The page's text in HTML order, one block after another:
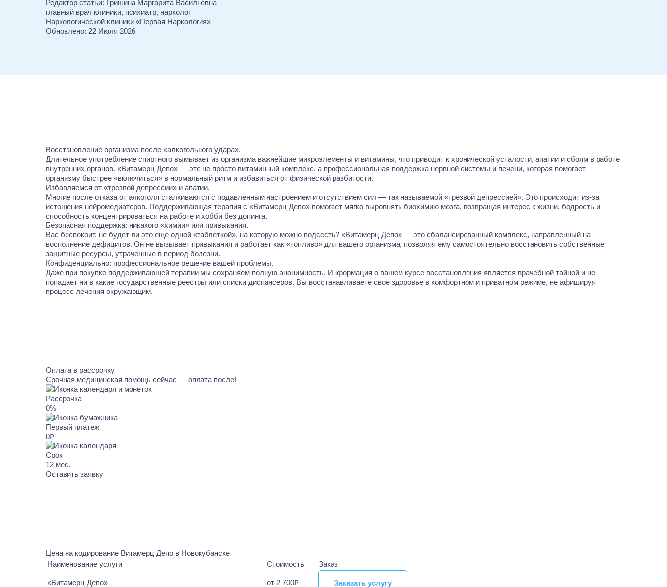
Редактор статьи: Гришина Маргарита Васильевна
главный врач клиники, психиатр, нарколог
Наркологической клиники «Первая Наркология»
Обновлено: 22 Июля 2026
Восстановление организма после «алкогольного удара».
Длительное употребление спиртного вымывает из организма важнейшие микроэлементы и витамины, что приводит к хронической усталости, апатии и сбоям в работе
внутренних органов. «Витамерц Депо» — это не просто витаминный комплекс, а профессиональная поддержка нервной системы и печени, которая помогает
организму быстрее «включиться» в нормальный ритм и избавиться от физической разбитости.
Избавляемся от «трезвой депрессии» и апатии.
Многие после отказа от алкоголя сталкиваются с подавленным настроением и отсутствием сил — так называемой «трезвой депрессией». Это происходит из-за
истощения нейромедиаторов. Поддерживающая терапия с «Витамерц Депо» помогает мягко выровнять биохимию мозга, возвращая интерес к жизни, бодрость и
способность концентрироваться на работе и хобби без допинга.
Безопасная поддержка: никакого «химии» или привыкания.
Вас беспокоит, не будет ли это еще одной «таблеткой», на которую можно подсесть? «Витамерц Депо» — это сбалансированный комплекс, направленный на
восполнение дефицитов. Он не вызывает привыкания и работает как «топливо» для вашего организма, позволяя ему самостоятельно восстановить собственные
защитные ресурсы, утраченные в период болезни.
Конфиденциально: профессиональное решение вашей проблемы.
Даже при покупке поддерживающей терапии мы сохраняем полную анонимность. Информация о вашем курсе восстановления является врачебной тайной и не
попадает ни в какие государственные реестры или списки диспансеров. Вы восстанавливаете свое здоровье в комфортном и приватном режиме, не афишируя
процесс лечения окружающим.
Оплата в рассрочку
Срочная медицинская помощь сейчас — оплата после!
Рассрочка
0%
Первый платеж
0₽
Срок
12 мес.
Оставить заявку
Цена на кодирование Витамерц Депо в Новокубанске
Наименование услуги
Стоимость Заказ
«Витамерц Депо» от 2 700₽ Заказать услугу
Заказать услугу